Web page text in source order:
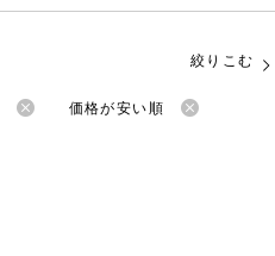
絞りこむ
価格が安い順